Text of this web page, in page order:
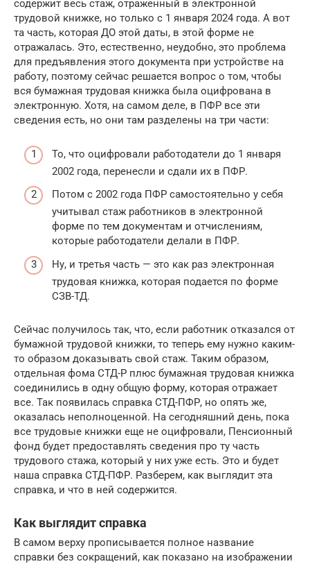
содержит весь стаж, отраженный в электронной
трудовой книжке, но только с 1 января 2024 года. А вот
та часть, которая ДО этой даты, в этой форме не
отражалась. Это, естественно, неудобно, это проблема
для предъявления этого документа при устройстве на
работу, поэтому сейчас решается вопрос о том, чтобы
вся бумажная трудовая книжка была оцифрована в
электронную. Хотя, на самом деле, в ПФР все эти
сведения есть, но они там разделены на три части:
То, что оцифровали работодатели до 1 января
2002 года, перенесли и сдали их в ПФР.
Потом с 2002 года ПФР самостоятельно у себя
учитывал стаж работников в электронной
форме по тем документам и отчислениям,
которые работодатели делали в ПФР.
Ну, и третья часть — это как раз электронная
трудовая книжка, которая подается по форме
СЗВ-ТД.
Сейчас получилось так, что, если работник отказался от
бумажной трудовой книжки, то теперь ему нужно каким-
то образом доказывать свой стаж. Таким образом,
отдельная фома СТД-Р плюс бумажная трудовая книжка
соединились в одну общую форму, которая отражает
все. Так появилась справка СТД-ПФР, но опять же,
оказалась неполноценной. На сегодняшний день, пока
все трудовые книжки еще не оцифровали, Пенсионный
фонд будет предоставлять сведения про ту часть
трудового стажа, который у них уже есть. Это и будет
наша справка СТД-ПФР. Разберем, как выглядит эта
справка, и что в ней содержится.
Как выглядит справка
В самом верху прописывается полное название
справки без сокращений, как показано на изображении